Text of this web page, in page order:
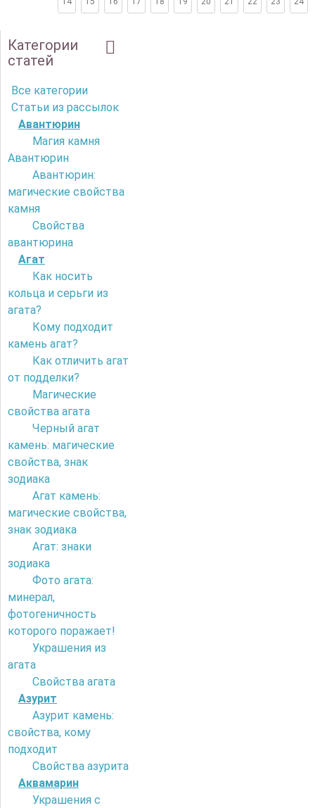
Категории
статей
Все категории
Статьи из рассылок
Авантюрин
Магия камня
Авантюрин
Авантюрин:
магические свойства
камня
Свойства
авантюрина
Агат
Как носить
кольца и серьги из
агата?
Кому подходит
камень агат?
Как отличить агат
от подделки?
Магические
свойства агата
Черный агат
камень: магические
свойства, знак
зодиака
Агат камень:
магические свойства,
знак зодиака
Агат: знаки
зодиака
Фото агата:
минерал,
фотогеничность
которого поражает!
Украшения из
агата
Свойства агата
Азурит
Азурит камень:
свойства, кому
подходит
Свойства азурита
Аквамарин
Украшения с